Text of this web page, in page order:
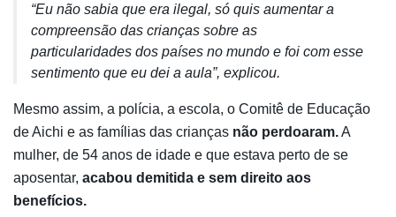
“Eu não sabia que era ilegal, só quis aumentar a
compreensão das crianças sobre as
particularidades dos países no mundo e foi com esse
sentimento que eu dei a aula”, explicou.
Mesmo assim, a polícia, a escola, o Comitê de Educação
de Aichi e as famílias das crianças não perdoaram.A
mulher, de 54 anos de idade e que estava perto de se
aposentar, acabou demitida e sem direito aos
benefícios.